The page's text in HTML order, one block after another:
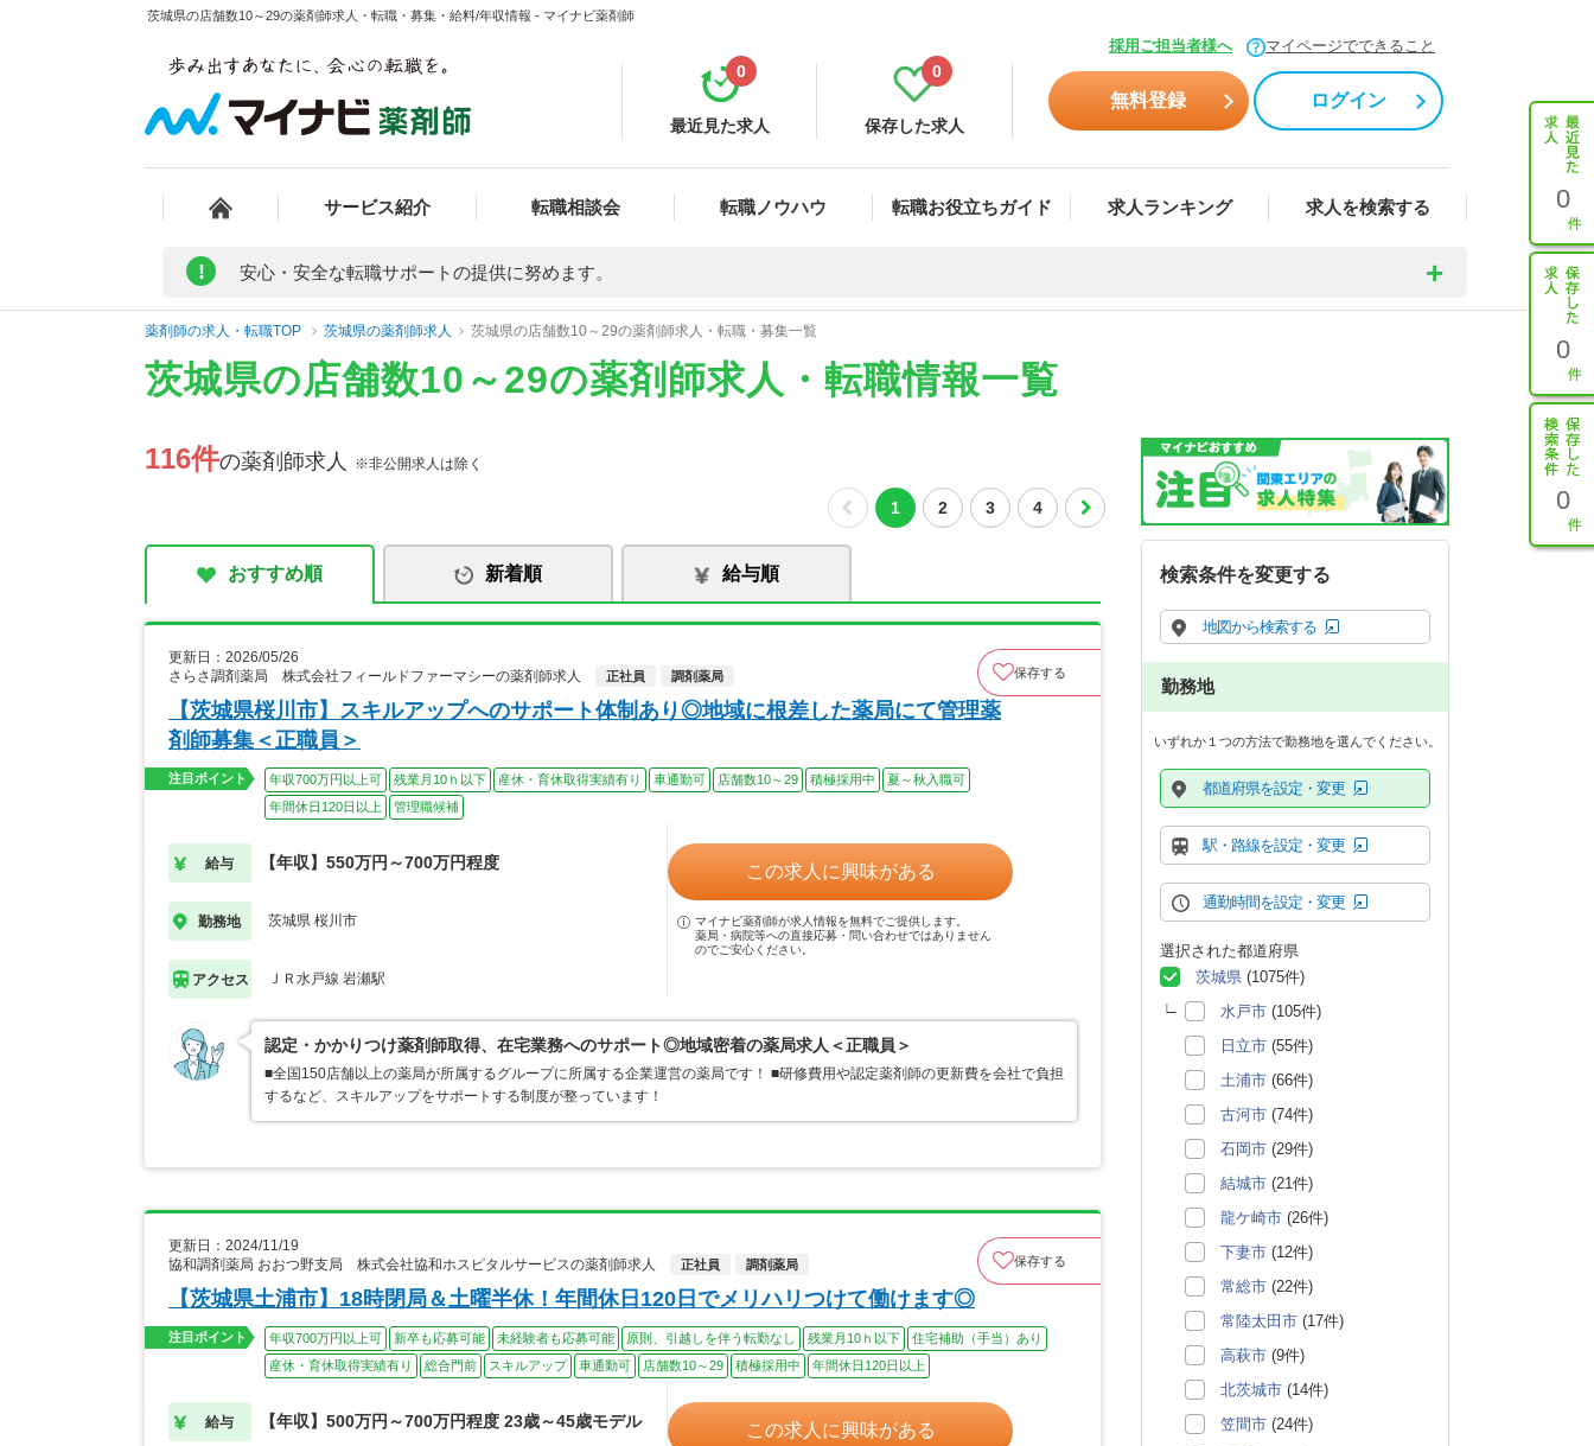
茨城県の店舗数10～29の薬剤師求人・転職・募集・給料/年収情報 - マイナビ薬剤師
採用ご担当者様へ マイページでできること
最近見た求人
0
保存した求人
0
無料登録 ログイン
サービス紹介 転職相談会 転職ノウハウ 転職お役立ちガイド 求人ランキング 求人を検索する 0
0
0
! 安心・安全な転職サポートの提供に努めます。
薬剤師の求人・転職TOP 茨城県の薬剤師求人 茨城県の店舗数10～29の薬剤師求人・転職・募集一覧
茨城県の店舗数10～29の薬剤師求人・転職情報一覧
116件の薬剤師求人 ※非公開求人は除く
1 2 3 4
おすすめ順 新着順 給与順
更新日：2026/05/26
さらさ調剤薬局 株式会社フィールドファーマシーの薬剤師求人
正社員 調剤薬局 保存する
【茨城県桜川市】スキルアップへのサポート体制あり◎地域に根差した薬局にて管理薬
剤師募集＜正職員＞
注目ポイント 年収700万円以上可 残業月10ｈ以下 産休・育休取得実績有り 車通勤可 店舗数10～29 積極採用中
夏～秋入職可
年間休日120日以上
管理職候補
給与 【年収】550万円～700万円程度
勤務地 茨城県 桜川市
アクセス ＪＲ水戸線 岩瀬駅
この求人に興味がある
マイナビ薬剤師が求人情報を無料でご提供します。
薬局・病院等への直接応募・問い合わせではありません
のでご安心ください。
認定・かかりつけ薬剤師取得、在宅業務へのサポート◎地域密着の薬局求人＜正職員＞
■全国150店舗以上の薬局が所属するグループに所属する企業運営の薬局です！ ■研修費用や認定薬剤師の更新費を会社で負担
するなど、スキルアップをサポートする制度が整っています！
更新日：2024/11/19
協和調剤薬局 おおつ野支局 株式会社協和ホスピタルサービスの薬剤師求人
正社員 調剤薬局 保存する
【茨城県土浦市】18時閉局＆土曜半休！年間休日120日でメリハリつけて働けます◎
注目ポイント 年収700万円以上可 新卒も応募可能 未経験者も応募可能 原則、引越しを伴う転勤なし 残業月10ｈ以下
住宅補助（手当）あり
産休・育休取得実績有り
総合門前 スキルアップ 車通勤可 店舗数10～29 積極採用中 年間休日120日以上
給与 【年収】500万円～700万円程度 23歳～45歳モデル この求人に興味がある
検索条件を変更する
地図から検索する
勤務地
いずれか１つの方法で勤務地を選んでください。
都道府県を設定・変更
駅・路線を設定・変更
通勤時間を設定・変更
選択された都道府県
茨城県 (1075件)
水戸市 (105件)
日立市 (55件)
土浦市 (66件)
古河市 (74件)
石岡市 (29件)
結城市 (21件)
龍ケ崎市 (26件)
下妻市 (12件)
常総市 (22件)
常陸太田市 (17件)
高萩市 (9件)
北茨城市 (14件)
笠間市 (24件)